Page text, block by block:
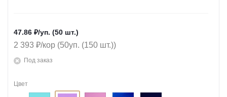
47.86 ₽/уп. (50 шт.)
2 393 ₽/кор (50уп. (150 шт.))
Под заказ
Цвет